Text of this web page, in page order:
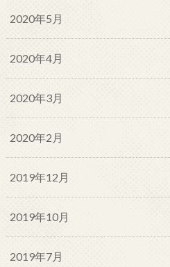
2020年5月
2020年4月
2020年3月
2020年2月
2019年12月
2019年10月
2019年7月